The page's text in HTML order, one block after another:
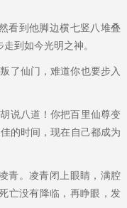
看到他脚边横七竖八堆叠
到如今光明之神。
了仙门，难道你也要步入
说八道！你把百里仙尊变
的时间，现在自己都成为
青。凌青闭上眼睛，满腔
亡没有降临，再睁眼，发